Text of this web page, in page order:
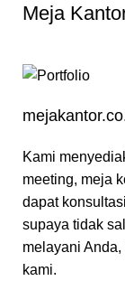
Meja
Kami
meeting, meja
dapat
supaya tidak
melayani
kami.